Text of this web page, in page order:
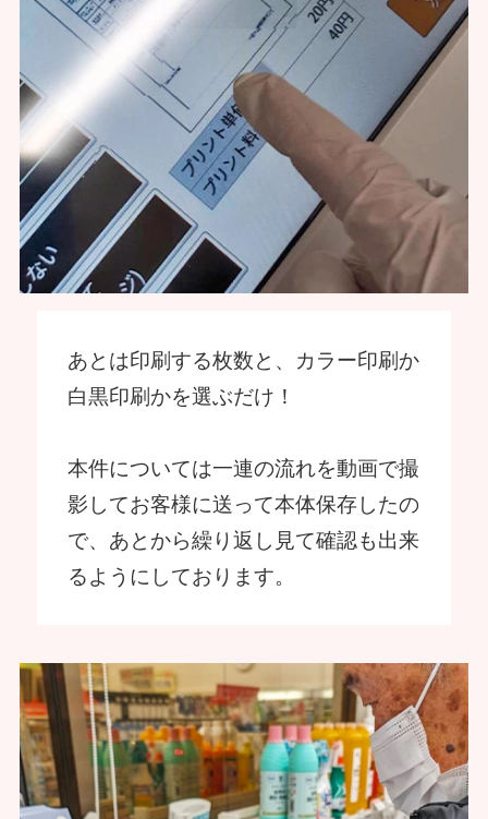
あとは印刷する枚数と、カラー印刷か
白黒印刷かを選ぶだけ！
本件については一連の流れを動画で撮
影してお客様に送って本体保存したの
で、あとから繰り返し見て確認も出来
るようにしております。